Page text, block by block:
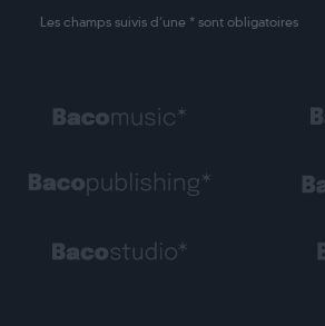
Les champs suivis d’une * sont obligatoires